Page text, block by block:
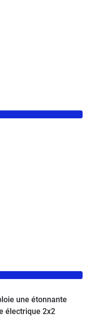
une étonnante
électrique 2x2